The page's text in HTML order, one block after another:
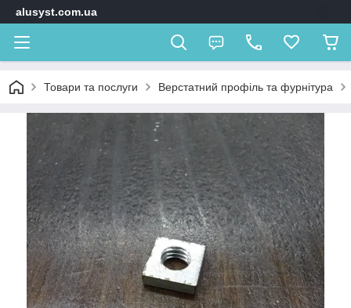
alusyst.com.ua
Товари та послуги Верстатний профіль та фурнітура